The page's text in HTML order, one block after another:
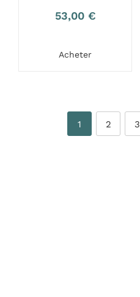
53,00 €
Acheter
1 2 3